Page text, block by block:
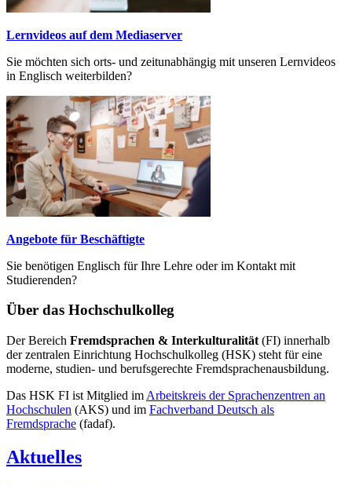
Lernvideos auf dem Mediaserver
Sie möchten sich orts- und zeitunabhängig mit unseren Lernvideos
in Englisch weiter­bilden?
Angebote für Beschäftigte
Sie benötigen Englisch für Ihre Lehre oder im Kontakt mit
Studierenden?
Über das Hochschulkolleg
Der Bereich Fremdsprachen & Interkulturalität (FI) innerhalb
der zentralen Einrichtung Hochschulkolleg (HSK) steht für eine
moderne, studien- und berufsgerechte Fremdsprachenausbildung.
Das HSK FI ist Mitglied im Arbeitskreis der Sprachenzentren an
Hochschulen (AKS) und im Fachverband Deutsch als
Fremdsprache (fadaf).
Aktuelles